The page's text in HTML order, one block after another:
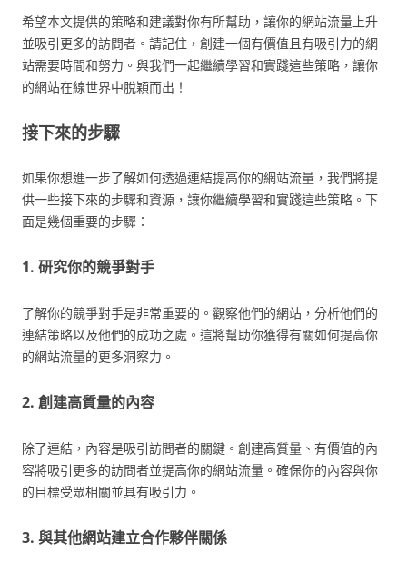
希望本文提供的策略和建議對你有所幫助，讓你的網站流量上升
並吸引更多的訪問者。請記住，創建一個有價值且有吸引力的網
站需要時間和努力。與我們一起繼續學習和實踐這些策略，讓你
的網站在線世界中脫穎而出！
接下來的步驟
如果你想進一步了解如何透過連結提高你的網站流量，我們將提
供一些接下來的步驟和資源，讓你繼續學習和實踐這些策略。下
面是幾個重要的步驟：
1. 研究你的競爭對手
了解你的競爭對手是非常重要的。觀察他們的網站，分析他們的
連結策略以及他們的成功之處。這將幫助你獲得有關如何提高你
的網站流量的更多洞察力。
2. 創建高質量的內容
除了連結，內容是吸引訪問者的關鍵。創建高質量、有價值的內
容將吸引更多的訪問者並提高你的網站流量。確保你的內容與你
的目標受眾相關並具有吸引力。
3. 與其他網站建立合作夥伴關係